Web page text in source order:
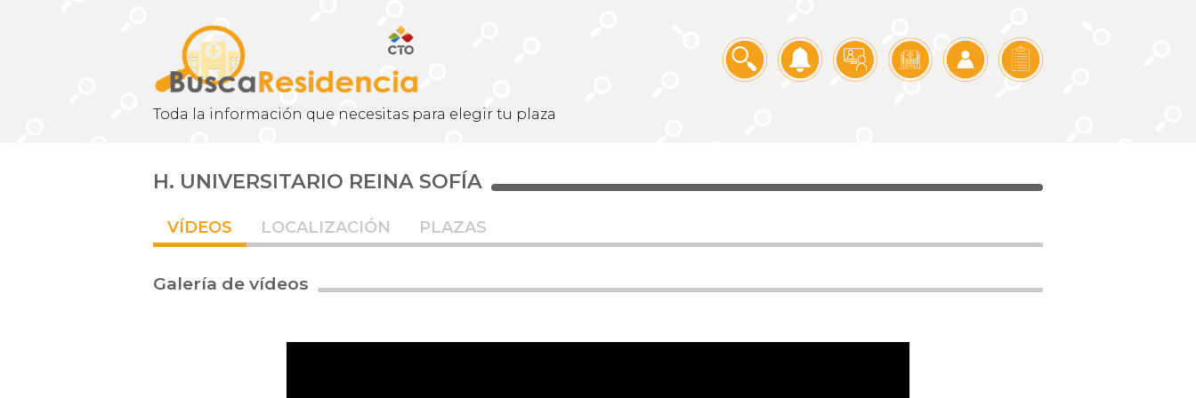
Toda la información que necesitas para elegir tu plaza
H. UNIVERSITARIO REINA SOFÍA
VÍDEOS LOCALIZACIÓN PLAZAS
Galería de vídeos